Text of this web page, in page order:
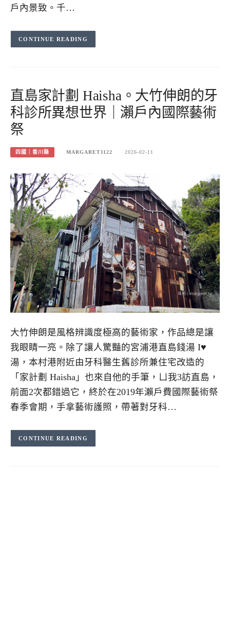
戶內景致。千…
CONTINUE READING
直島家計劃 Haisha。大竹伸朗的牙
科診所異想世界｜瀨戶內國際藝術
祭
四國｜香川縣 MARGARET1122 2026-02-11
大竹伸朗是風格辨識度極高的藝術家，作品總是讓
我眼睛一亮。除了讓人驚豔的宮浦港直島錢湯 I♥
湯，本村港附近由牙科醫生舊診所兼住宅改造的
「家計劃 Haisha」也來自他的手筆，ㄩ我3訪直島，
前面2次都錯過它，終於在2019年瀨戶費國際藝術祭
春季會期，手拿藝術護照，帶著對牙科…
CONTINUE READING